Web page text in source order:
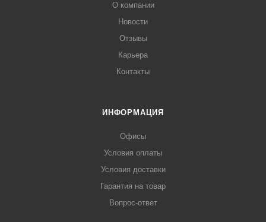
О компании
Новости
Отзывы
Карьера
Контакты
ИНФОРМАЦИЯ
Офисы
Условия оплаты
Условия доставки
Гарантия на товар
Вопрос-ответ